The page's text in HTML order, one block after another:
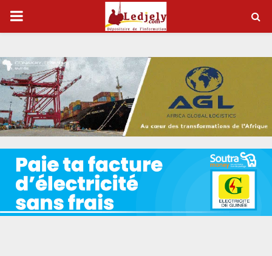
P
I
M
A
R
Y